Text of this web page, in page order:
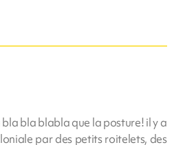
bla blabla que la posture! il y a
par des petits roitelets, des